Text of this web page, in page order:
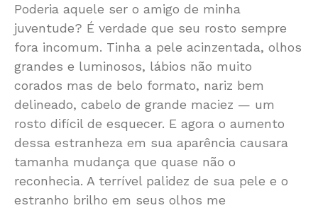
Poderia aquele ser o amigo de minha
juventude? É verdade que seu rosto sempre
fora incomum. Tinha a pele acinzentada, olhos
grandes e luminosos, lábios não muito
corados mas de belo formato, nariz bem
delineado, cabelo de grande maciez — um
rosto difícil de esquecer. E agora o aumento
dessa estranheza em sua aparência causara
tamanha mudança que quase não o
reconhecia. A terrível palidez de sua pele e o
estranho brilho em seus olhos me